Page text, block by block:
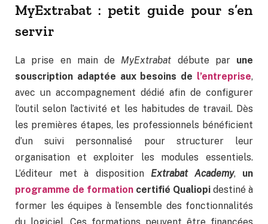
MyExtrabat : petit guide pour s’en
servir
La prise en main de MyExtrabat débute par une
souscription adaptée aux besoins de l’entreprise,
avec un accompagnement dédié afin de configurer
l’outil selon l’activité et les habitudes de travail. Dès
les premières étapes, les professionnels bénéficient
d’un suivi personnalisé pour structurer leur
organisation et exploiter les modules essentiels.
L’éditeur met à disposition Extrabat Academy, un
programme de formation certifié Qualiopi destiné à
former les équipes à l’ensemble des fonctionnalités